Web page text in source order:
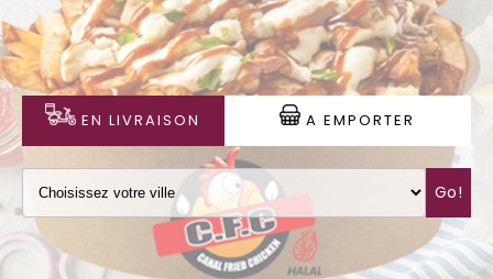
VOTRE COMPTE
NOTRE RESTAURANT
VOS AVIS
MENTIONS LÉGALES
C.G.V
EN LIVRAISON A EMPORTER
Go!